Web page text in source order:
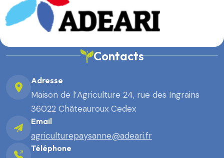
Contacts
Adresse
Maison de l’Agriculture 24, rue des Ingrains
36022 Châteauroux Cedex
Email
agriculturepaysanne@adeari.fr
Téléphone